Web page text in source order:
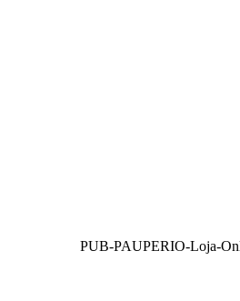
PUB-PAUPERIO-Loja-